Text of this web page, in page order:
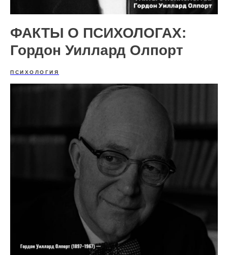
ФАКТЫ О ПСИХОЛОГАХ:
Гордон Уиллард Олпорт
ПСИХОЛОГИЯ